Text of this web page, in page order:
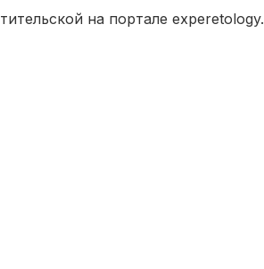
на портале experetology.